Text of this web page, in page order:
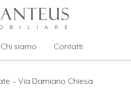
Chi siamo Contatti
– Via Damiano Chiesa